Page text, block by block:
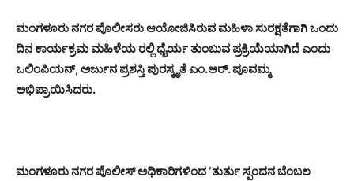
ಮಂಗಳೂರು ನಗರ ಪೊಲೀಸರು ಆಯೋಜಿಸಿರುವ ಮಹಿಳಾ ಸುರಕ್ಷತೆಗಾಗಿ ಒಂದು
ದಿನ ಕಾರ್ಯಕ್ರಮ ಮಹಿಳೆಯ ರಲ್ಲಿ ಧೈರ್ಯ ತುಂಬುವ ಪ್ರಕ್ರಿಯೆಯಾಗಿದೆ ಎಂದು
ಒಲಿಂಪಿಯನ್, ಅರ್ಜುನ ಪ್ರಶಸ್ತಿ ಪುರಸ್ಕೃತೆ ಎಂ.ಆರ್. ಪೂವಮ್ಮ
ಅಭಿಪ್ರಾಯಿಸಿದರು.
ಮಂಗಳೂರು ನಗರ ಪೊಲೀಸ್ ಅಧಿಕಾರಿಗಳಿಂದ ‘ತುರ್ತು ಸ್ಪಂದನ ಬೆಂಬಲ